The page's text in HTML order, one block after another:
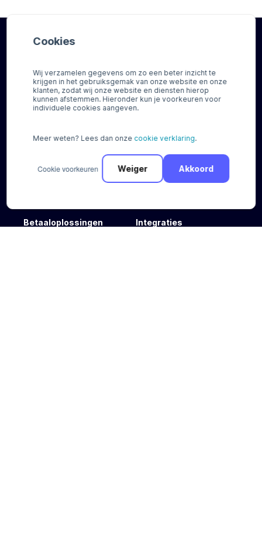
Cookies
Wij verzamelen gegevens om zo een beter inzicht te
krijgen in het gebruiksgemak van onze website en onze
klanten, zodat wij onze website en diensten hierop
kunnen afstemmen. Hieronder kun je voorkeuren voor
individuele cookies aangeven.
Meer weten? Lees dan onze cookie verklaring.
Cookie voorkeuren Akkoord
Weiger
minuten betalingen
aanvragen
Betaaloplossingen Integraties